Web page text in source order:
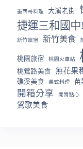
墨西哥料理 大溪老街
捷運三和國
新竹旅宿 新竹美食
桃園旅宿 桃園火車站
桃鶯路美食 無花果
礁溪美食 義式料理 苗
開箱分享 開胃點心
鶯歌美食